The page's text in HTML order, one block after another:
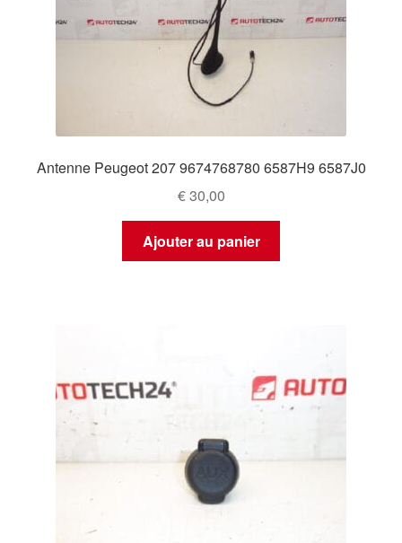
Antenne Peugeot 207 9674768780 6587H9 6587J0
€30,00
Ajouter au panier